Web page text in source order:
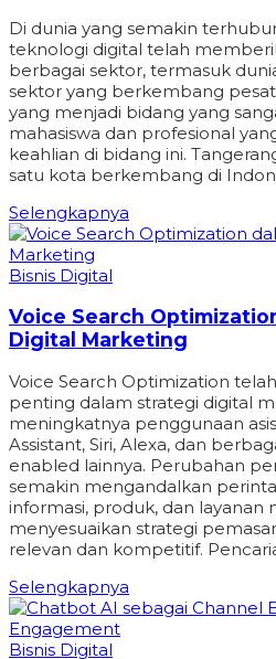
Di dunia yang semakin
teknologi digital telah
berbagai sektor, termasuk
sektor yang berkembang pesat
yang menjadi bidang yang
mahasiswa dan profesional
keahlian di bidang ini.
satu kota berkembang di
Selengkapnya
Bisnis Digital
Voice Search
Digital Marketing
Voice Search Optimization
penting dalam strategi digital
meningkatnya penggunaan
Assistant, Siri, Alexa, dan
enabled lainnya. Perubahan
semakin mengandalkan
informasi, produk, dan
menyesuaikan strategi
relevan dan kompetitif.
Selengkapnya
Bisnis Digital